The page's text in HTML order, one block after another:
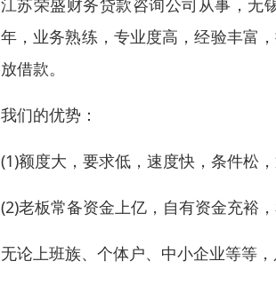
江苏荣盛财务贷款咨询公司从事，无
年，业务熟练，专业度高，经验丰富
放借款。
我们的优势：
(1)额度大，要求低，速度快，条件松
(2)老板常备资金上亿，自有资金充裕
无论上班族、个体户、中小企业等等